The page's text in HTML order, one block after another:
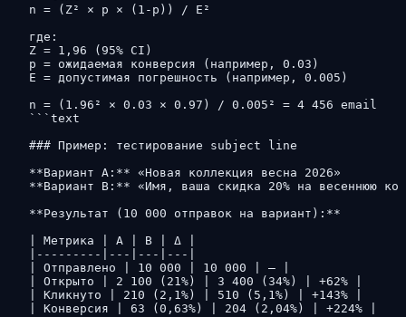
n = (Z² × p × (1-p)) / E²
где:
Z = 1,96 (95% CI)
p = ожидаемая конверсия (например, 0.03)
E = допустимая погрешность (например, 0.005)
n = (1.96² × 0.03 × 0.97) / 0.005² = 4 456 email
```text
### Пример: тестирование subject line
**Вариант A:** «Новая коллекция весна 2026»
**Вариант B:** «Имя, ваша скидка 20% на весеннюю
**Результат (10 000 отправок на вариант):**
| Метрика | A | B | Δ |
|---------|---|---|---|
| Отправлено | 10 000 | 10 000 | — |
| Открыто | 2 100 (21%) | 3 400 (34%) | +62% |
| Кликнуто | 210 (2,1%) | 510 (5,1%) | +143% |
| Конверсия | 63 (0,63%) | 204 (2,04%) | +224% |